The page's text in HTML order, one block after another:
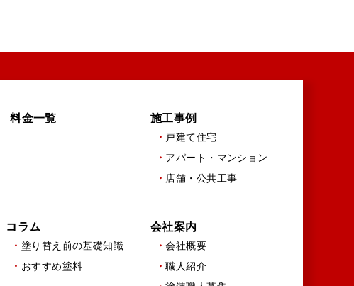
料金一覧 施工事例
戸建て住宅
アパート・マンション
店舗・公共工事
コラム
塗り替え前の基礎知識
おすすめ塗料
会社案内
会社概要
職人紹介